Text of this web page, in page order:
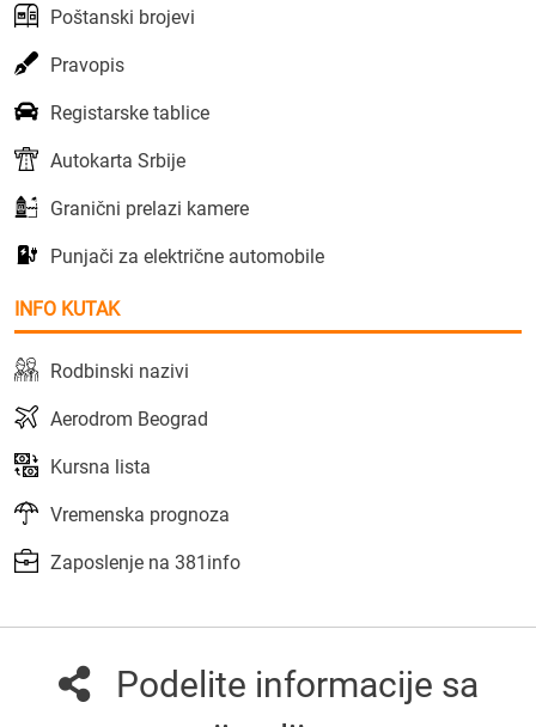
Poštanski brojevi
Pravopis
Registarske tablice
Autokarta Srbije
Granični prelazi kamere
Punjači za električne automobile
INFO KUTAK
Rodbinski nazivi
Aerodrom Beograd
Kursna lista
Vremenska prognoza
Zaposlenje na 381info
Podelite informacije sa